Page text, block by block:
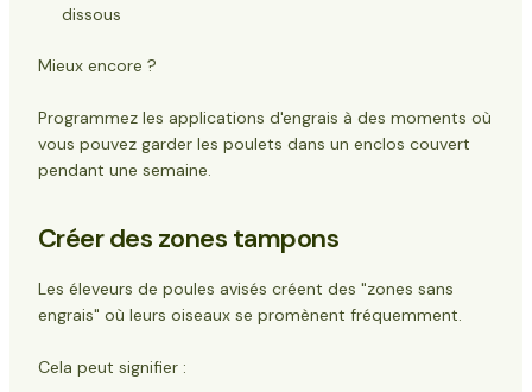
dissous
Mieux encore ?
Programmez les applications d'engrais à des moments où
vous pouvez garder les poulets dans un enclos couvert
pendant une semaine.
Créer des zones tampons
Les éleveurs de poules avisés créent des "zones sans
engrais" où leurs oiseaux se promènent fréquemment.
Cela peut signifier :